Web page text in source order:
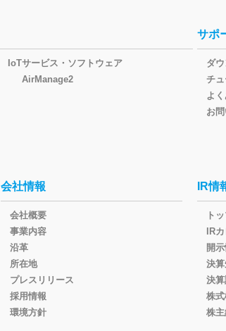
IoTサービス・ソフトウェア
AirManage2
サポ
ダ
チ
よく
お
会社情報
会社概要
事業内容
沿革
所在地
プレスリリース
採用情報
環境方針
IR情
ト
IR
開
決
決
株
株